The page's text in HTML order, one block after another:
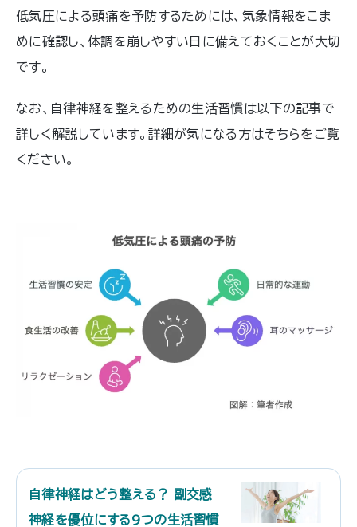
低気圧による頭痛を予防するためには、気象情報をこま
めに確認し、体調を崩しやすい日に備えておくことが大切
です。
なお、自律神経を整えるための生活習慣は以下の記事で
詳しく解説しています。詳細が気になる方はそちらをご覧
ください。
自律神経はどう整える？ 副交感
神経を優位にする9つの生活習慣